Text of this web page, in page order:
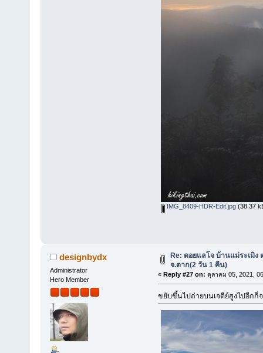
IMG_8409-HDR-Edit.jpg(38.37
designbydx
Administrator
Hero Member
Re: ดอยแลโจ บ้านแม่ระเมิง
จ.ตาก(2 วัน 1 คืน)
« Reply #27 on: ตุลาคม 05, 2021,
ขยับขึ้นไปถ่ายบนเจดีย์สูงไปอีกก็